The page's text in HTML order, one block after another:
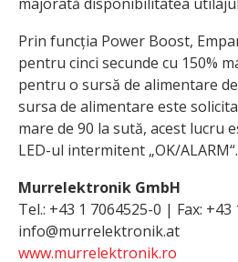
Prin funcția Power Boost,
pentru cinci secunde cu 150%
pentru o sursă de alimentare
sursa de alimentare este
mare de 90 la sută, acest lucru
LED-ul intermitent „OK/ALARM“.
Murrelektronik GmbH
Tel.: +43 1 7064525-0 | Fax: +43
info@murrelektronik.at
www.murrelektronik.ro